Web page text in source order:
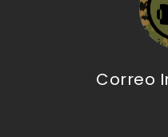
Correo